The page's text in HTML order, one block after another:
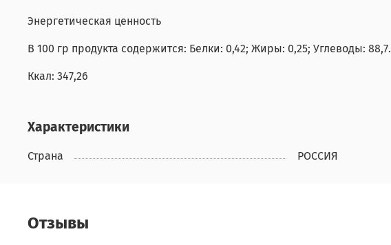
Энергетическая ценность
В 100 гр продукта содержится: Белки: 0,42; Жиры: 0,25; Углеводы: 88,7.
Ккал: 347,26
Характеристики
Страна РОССИЯ
Отзывы